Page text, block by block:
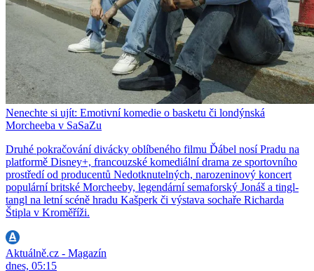
Nenechte si ujít: Emotivní komedie o basketu či londýnská
Morcheeba v SaSaZu
Druhé pokračování divácky oblíbeného filmu Ďábel nosí Pradu na
platformě Disney+, francouzské komediální drama ze sportovního
prostředí od producentů Nedotknutelných, narozeninový koncert
populární britské Morcheeby, legendární semaforský Jonáš a tingl-
tangl na letní scéně hradu Kašperk či výstava sochaře Richarda
Štipla v Kroměříži.
Aktuálně.cz - Magazín
dnes, 05:15